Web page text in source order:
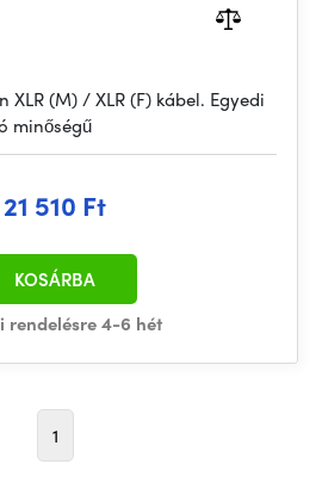
XLR (M) / XLR (F) kábel. Egyedi
minőségű
21 510 Ft
rendelésre 4-6 hét
KOSÁRBA
1